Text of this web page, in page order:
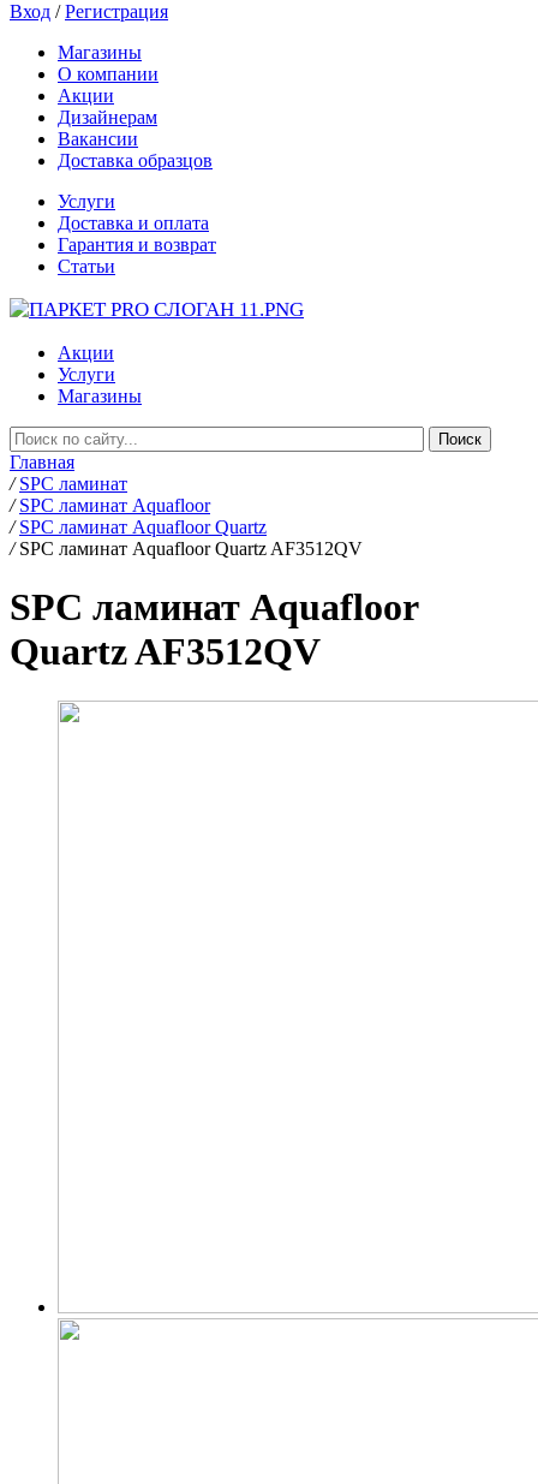
Вход /Регистрация
Магазины
О компании
Акции
Дизайнерам
Вакансии
Доставка образцов
Услуги
Доставка и оплата
Гарантия и возврат
Статьи
Акции
Услуги
Магазины
Главная
/ SPC ламинат
/ SPC ламинат Aquafloor
/ SPC ламинат Aquafloor Quartz
/ SPC ламинат Aquafloor Quartz AF3512QV
SPC ламинат Aquafloor
Quartz AF3512QV